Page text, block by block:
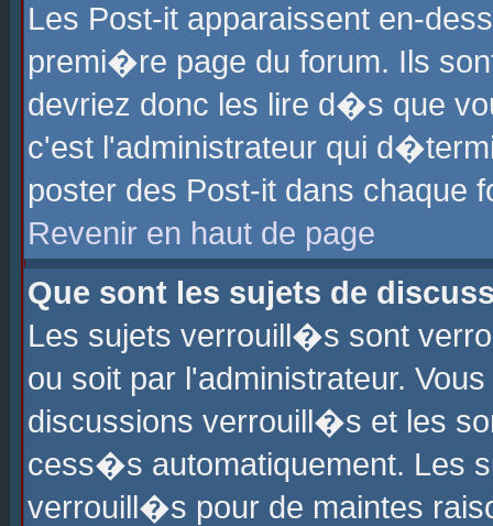
Les Post-it apparaissent en-
premi�re page du forum. Ils
devriez donc les lire d�s que
c'est l'administrateur qui
poster des Post-it dans chaque
Revenir en haut de page
Que sont les sujets de
Les sujets verrouill�s sont
ou soit par l'administrateur.
discussions verrouill�s et les
cess�s automatiquement. Les
verrouill�s pour de maintes